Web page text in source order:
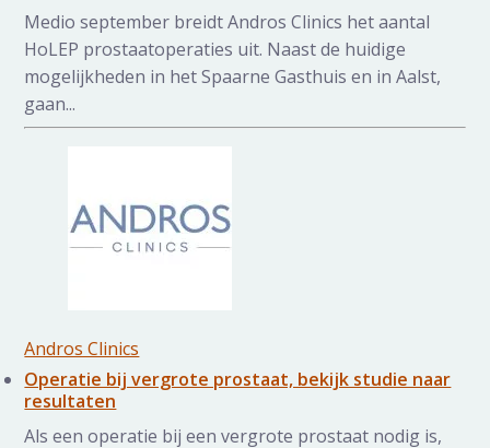
Medio september breidt Andros Clinics het aantal
HoLEP prostaatoperaties uit. Naast de huidige
mogelijkheden in het Spaarne Gasthuis en in Aalst,
gaan...
Andros Clinics
Operatie bij vergrote prostaat, bekijk studie naar
resultaten
Als een operatie bij een vergrote prostaat nodig is,